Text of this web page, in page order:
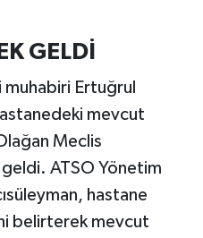
GELDİ
Ertuğrul
mevcut
Meclis
geldi. ATSO Yönetim
hastane
belirterek mevcut